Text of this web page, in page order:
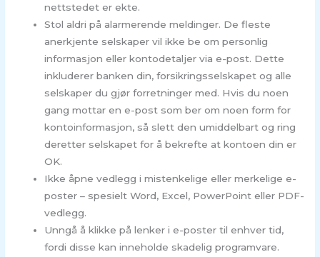
nettstedet er ekte.
Stol aldri på alarmerende meldinger. De fleste
anerkjente selskaper vil ikke be om personlig
informasjon eller kontodetaljer via e-post. Dette
inkluderer banken din, forsikringsselskapet og alle
selskaper du gjør forretninger med. Hvis du noen
gang mottar en e-post som ber om noen form for
kontoinformasjon, så slett den umiddelbart og ring
deretter selskapet for å bekrefte at kontoen din er
OK.
Ikke åpne vedlegg i mistenkelige eller merkelige e-
poster – spesielt Word, Excel, PowerPoint eller PDF-
vedlegg.
Unngå å klikke på lenker i e-poster til enhver tid,
fordi disse kan inneholde skadelig programvare.